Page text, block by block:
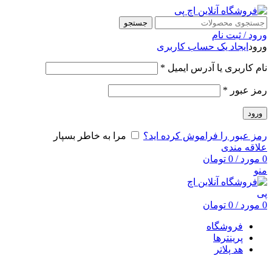
جستجو
ورود / ثبت نام
ورود ایجاد یک حساب کاربری
نام کاربری یا آدرس ایمیل *
رمز عبور *
ورود
رمز عبور را فراموش کرده اید؟
مرا به خاطر بسپار
علاقه مندی
0 مورد /
0 تومان
منو
0 مورد /
0 تومان
فروشگاه
پرینترها
هد پلاتر